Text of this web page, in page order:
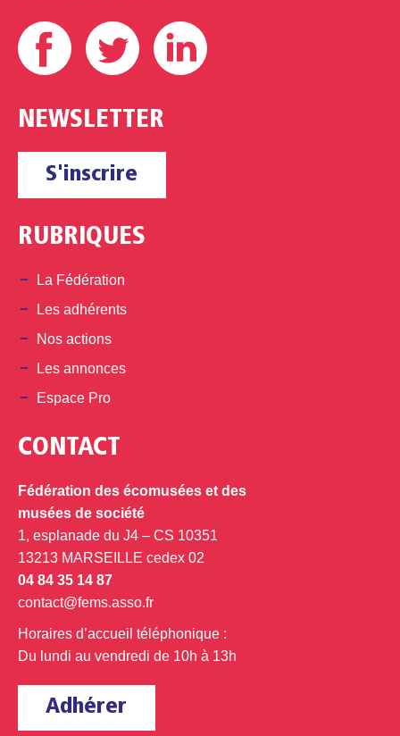
Facebook Twitter
NEWSLETTER
S'inscrire
RUBRIQUES
La Fédération
Les adhérents
Nos actions
Les annonces
Espace Pro
CONTACT
Fédération des écomusées et des
musées de société
1, esplanade du J4 – CS 10351
13213 MARSEILLE cedex 02
04 84 35 14 87
contact@fems.asso.fr
Horaires d’accueil téléphonique :
Du lundi au vendredi de 10h à 13h
Adhérer